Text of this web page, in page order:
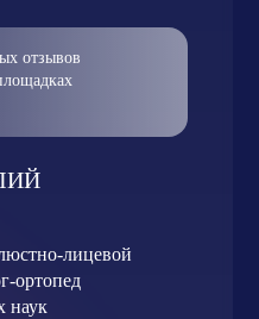
отзывов
лицевой
ортопед
наук